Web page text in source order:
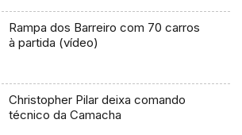
Rampa dos Barreiro com 70 carros
à partida (vídeo)
Christopher Pilar deixa comando
técnico da Camacha